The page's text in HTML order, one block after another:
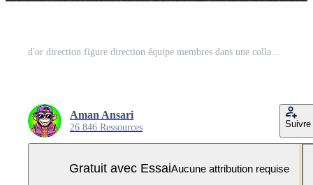
d'or direction figure direction équipe membres dans une collaboratif environnement symbolisant travail en équipe orientation et stratégique Planification pour affaires Succès sur une texturé foncé gris Contexte convoyer au Photo Pro
Aman Ansari
26 846 Ressources Suivre
Gratuit avec EssaiAucune attribution requise